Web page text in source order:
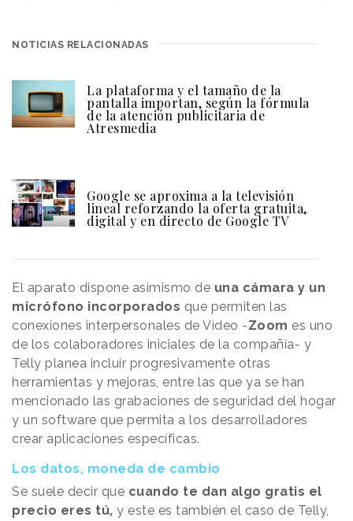
NOTICIAS RELACIONADAS
La plataforma y el tamaño de la
pantalla importan, según la fórmula
de la atención publicitaria de
Atresmedia
Google se aproxima a la televisión
lineal reforzando la oferta gratuita,
digital y en directo de Google TV
El aparato dispone asimismo de una cámara y un
micrófono incorporados que permiten las
conexiones interpersonales de Vídeo -Zoom es uno
de los colaboradores iniciales de la compañía- y
Telly planea incluir progresivamente otras
herramientas y mejoras, entre las que ya se han
mencionado las grabaciones de seguridad del hogar
y un software que permita a los desarrolladores
crear aplicaciones específicas.
Los datos, moneda de cambio
Se suele decir que cuando te dan algo gratis el
precio eres tú, y este es también el caso de Telly,